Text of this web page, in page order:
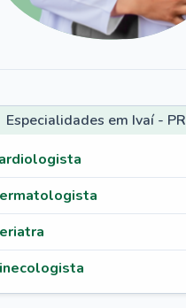
Especialidades em Ivaí - PR